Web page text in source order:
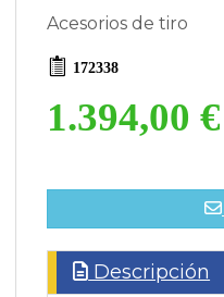
Acesorios de tiro
172338
1.394,00 €
Descripción